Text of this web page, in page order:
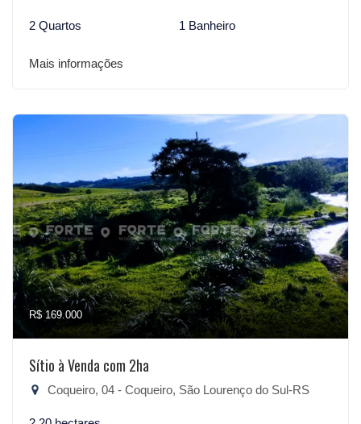
2 Quartos 1 Banheiro
Mais informações
R$ 169.000
Sítio à Venda com 2ha
Coqueiro, 04 - Coqueiro, São Lourenço do Sul-RS